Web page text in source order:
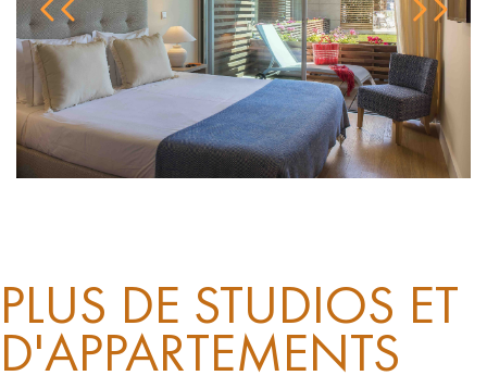
PLUS DE STUDIOS ET
D'APPARTEMENTS